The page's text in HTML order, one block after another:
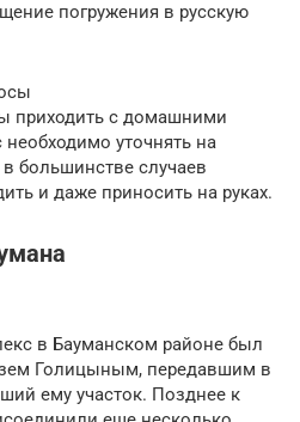
погружения в русскую
приходить с домашними
уточнять на
большинстве случаев
и даже приносить на руках.
в Бауманском районе был
Голицыным, передавшим в
ему участок. Позднее к